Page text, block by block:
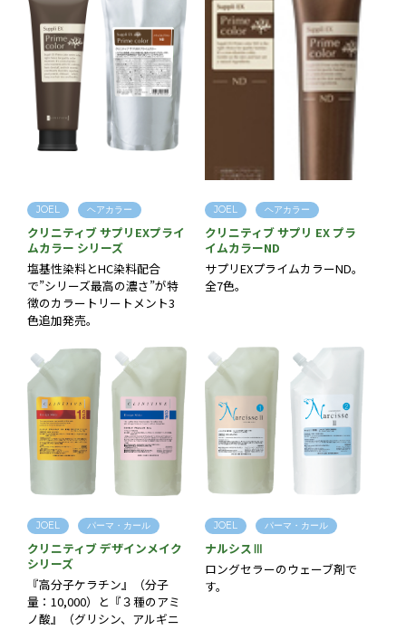
JOEL ヘアカラー
クリニティブ サプリEXプライ
ムカラー シリーズ
塩基性染料とHC染料配合
で”シリーズ最高の濃さ”が特
徴のカラートリートメント3
色追加発売。
JOEL ヘアカラー
クリニティブ サプリ EX プラ
イムカラーND
サプリEXプライムカラーND。
全7色。
JOEL パーマ・カール
クリニティブ デザインメイク
シリーズ
『高分子ケラチン』（分子
量：10,000）と『３種のアミ
ノ酸』（グリシン、アルギニ
JOEL パーマ・カール
ナルシスⅢ
ロングセラーのウェーブ剤で
す。